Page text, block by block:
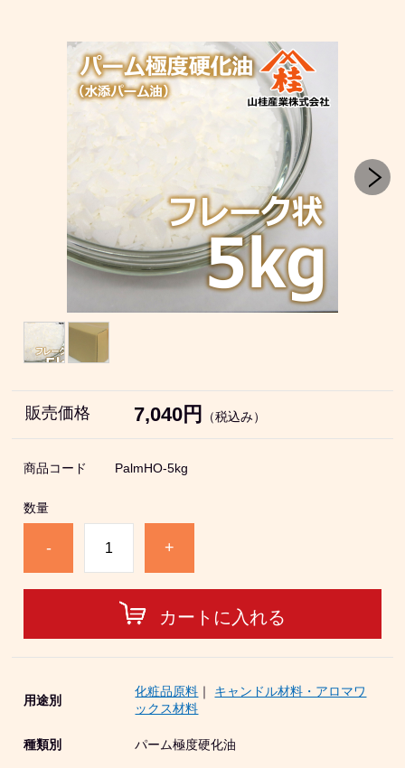
販売価格 7,040円 （税込み）
商品コード PalmHO-5kg
数量
- +
カートに入れる
用途別
化粧品原料 ｜ キャンドル材料・アロマワ
ックス材料
種類別 パーム極度硬化油